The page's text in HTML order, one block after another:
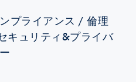
プライアンス / 倫理
キュリティ&プライバ